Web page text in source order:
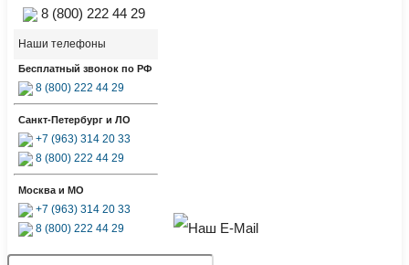
8 (800) 222 44 29
Наши телефоны
Бесплатный звонок по РФ
8 (800) 222 44 29
Санкт-Петербург и ЛО
+7 (963) 314 20 33
8 (800) 222 44 29
Москва и МО
+7 (963) 314 20 33
8 (800) 222 44 29